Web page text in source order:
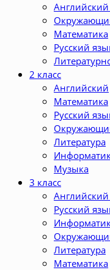
Математика
Русский
2 класс
Английский
Математика
Русский
Литература
Музыка
3 класс
Русский
Литература
Математика